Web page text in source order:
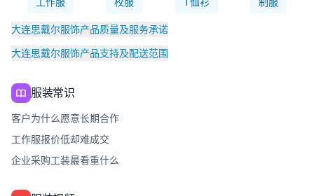
大连思戴尔服饰产品质量及服务承诺
大连思戴尔服饰产品支持及配送范围
服装常识
客户为什么愿意长期合作
工作服报价低却难成交
企业采购工装最看重什么